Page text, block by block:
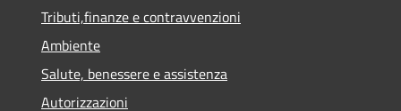
Tributi,finanze e contravvenzioni
Ambiente
Salute, benessere e assistenza
Autorizzazioni